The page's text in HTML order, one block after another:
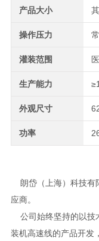
产品大小
操作压力
灌装范围
生产能力
外观尺寸
功率
朗岱（上海）科技有
应商。
公司始终坚持的以技
装机高速线的产品开发